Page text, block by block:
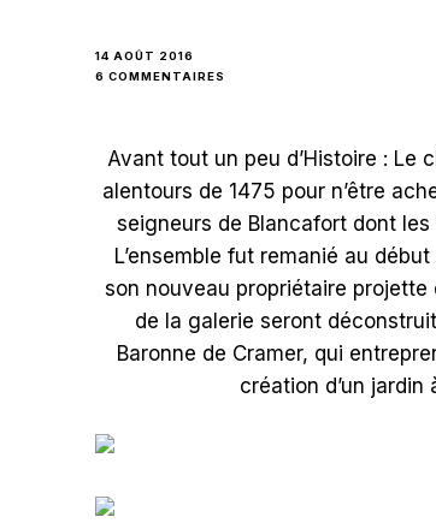
14 AOÛT 2016
6 COMMENTAIRES
DE
AUTHENTICITÉ
ET
Avant tout un peu d’Histoire :
alentours de 1475 pour n’être
seigneurs de Blancafort dont
L’ensemble fut remanié au
son nouveau propriétaire
de la galerie seront
Baronne de Cramer, qui
création d’un